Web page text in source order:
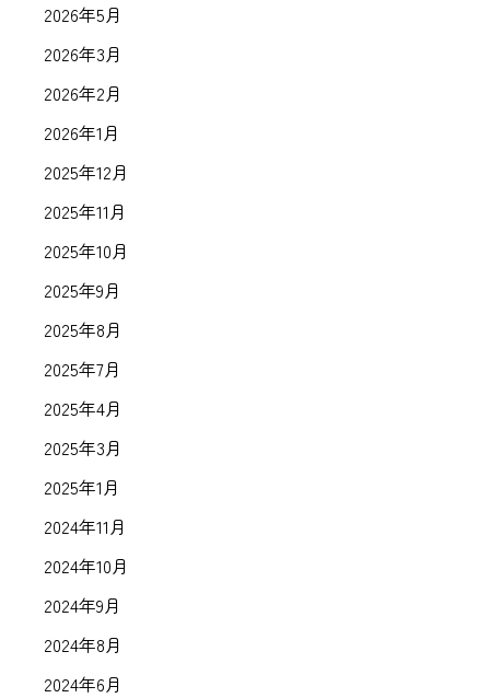
2026年5月
2026年3月
2026年2月
2026年1月
2025年12月
2025年11月
2025年10月
2025年9月
2025年8月
2025年7月
2025年4月
2025年3月
2025年1月
2024年11月
2024年10月
2024年9月
2024年8月
2024年6月